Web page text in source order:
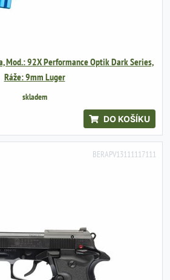
Mod.: 92X Performance Optik Dark Series,
Ráže: 9mm Luger
skladem
DO KOŠÍKU
BERAPV13111117111